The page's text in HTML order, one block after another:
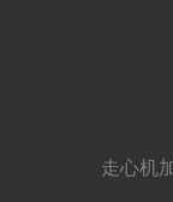
走心机